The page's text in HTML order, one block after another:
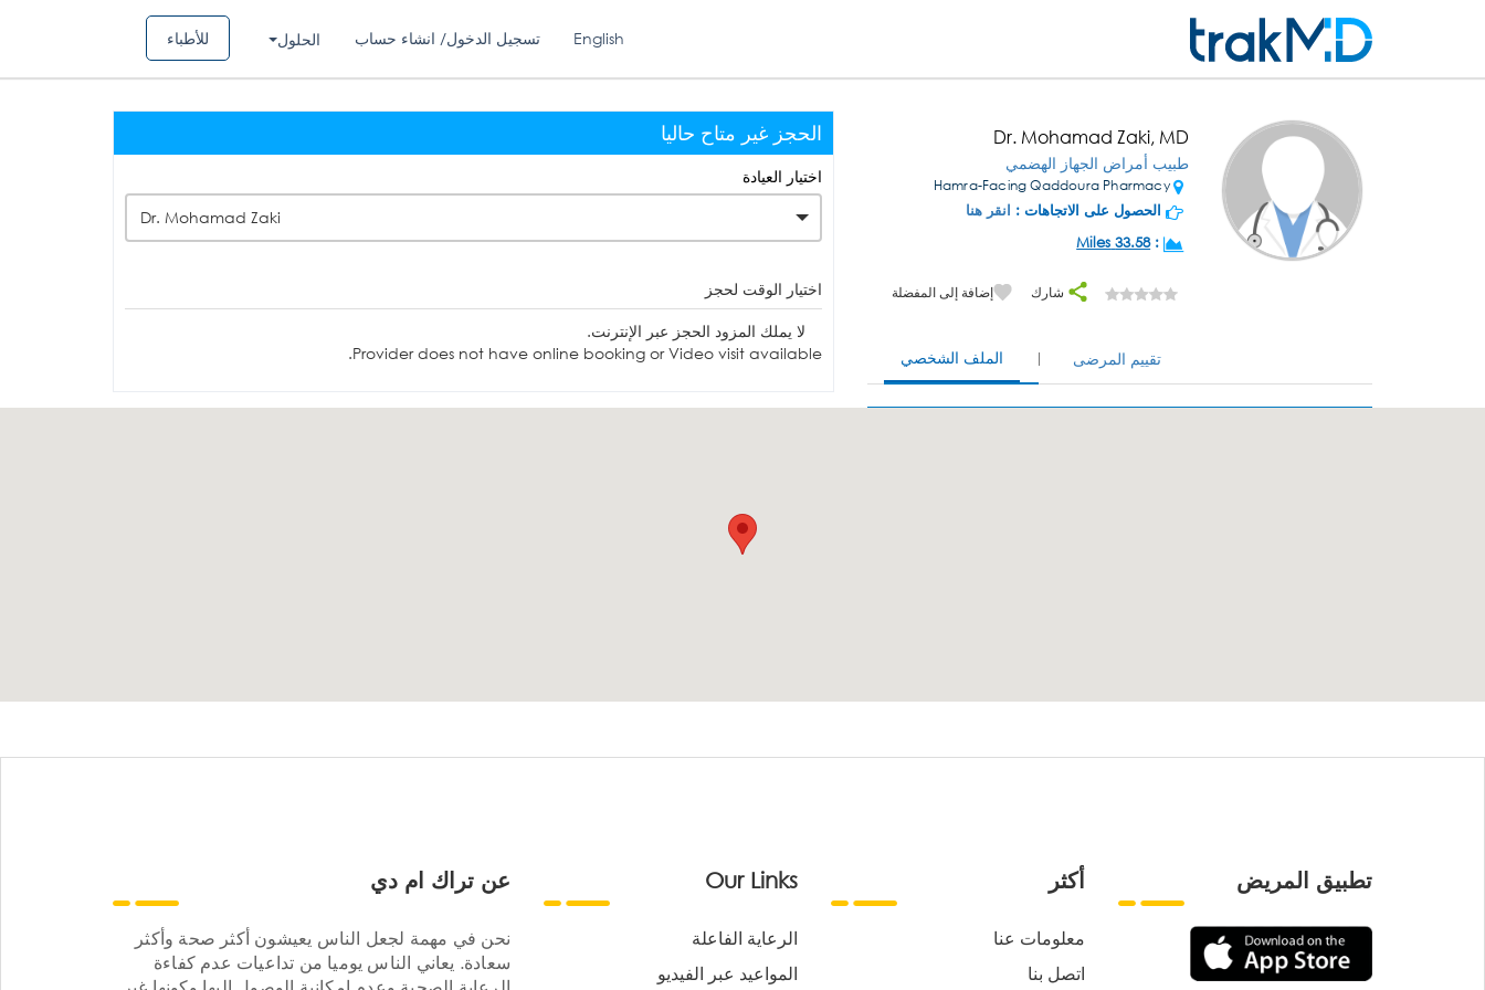
للأطباء الحلول تسجيل الدخول/ انشاء حساب English
Dr. Mohamad Zaki, MD
طبيب أمراض الجهاز الهضمي
Hamra-Facing Qaddoura Pharmacy
الحصول على الاتجاهات : انقر هنا
:
33.58 Miles
شارك إضافة إلى المفضلة
الملف الشخصي تقييم المرضى
الحجز غير متاح حاليا
اختيار العيادة
Dr. Mohamad Zaki
اختيار الوقت لحجز
لا يملك المزود الحجز عبر الإنترنت.
Provider does not have online booking or Video visit available.
عن تراك ام دي
نحن في مهمة لجعل الناس يعيشون أكثر صحة وأكثر
سعادة. يعاني الناس يوميا من تداعيات عدم كفاءة
Our Links
الرعاية الفاعلة
المواعيد عبر الفيديو
أكثر
معلومات عنا
اتصل بنا
تطبيق المريض